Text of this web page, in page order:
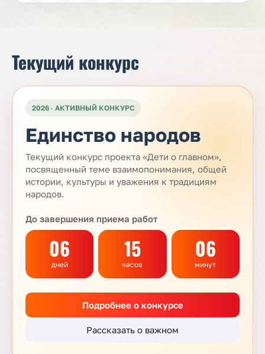
Текущий конкурс
2026 · АКТИВНЫЙ КОНКУРС
Единство народов
Текущий конкурс проекта «Дети о главном»,
посвященный теме взаимопонимания, общей
истории, культуры и уважения к традициям
народов.
До завершения приема работ
06
дней
15
часов
06
минут
Подробнее о конкурсе
Рассказать о важном